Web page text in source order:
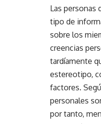
Las personas
tipo de
sobre los
creencias
tardíamente
estereotipo,
factores.
personales
por tanto,